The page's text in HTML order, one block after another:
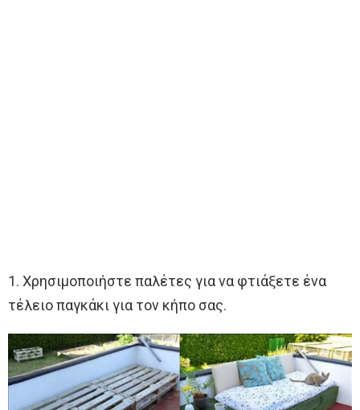
1. Χρησιμοποιήστε παλέτες για να φτιάξετε ένα
τέλειο παγκάκι για τον κήπο σας.